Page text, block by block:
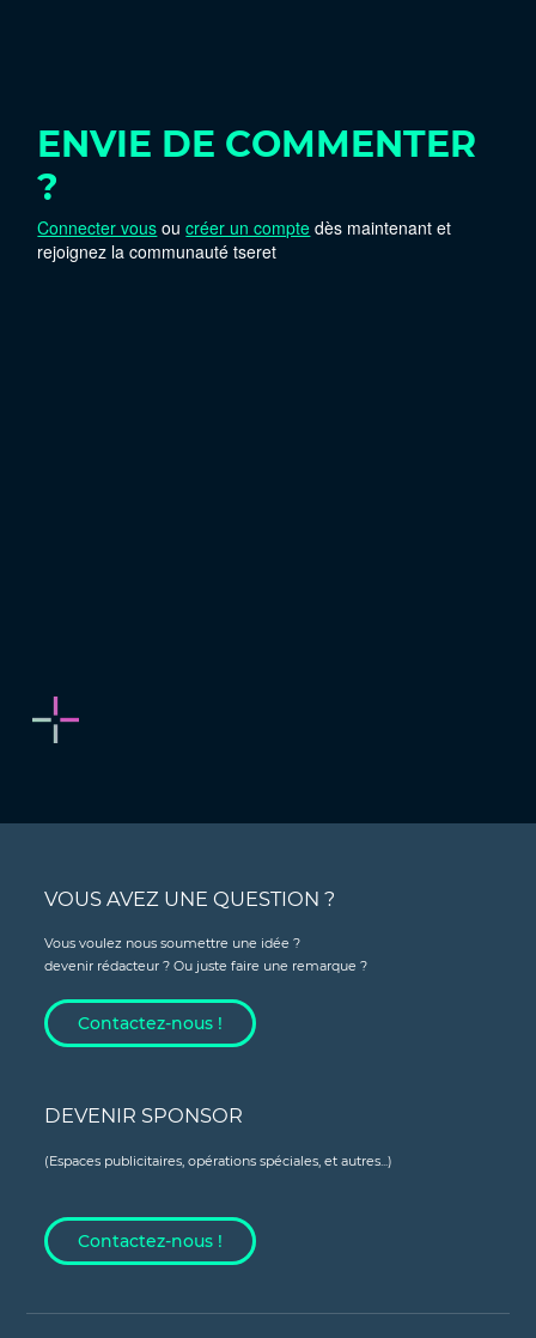
ENVIE DE COMMENTER
?
Connecter vous oucréer un compte dès maintenant et
rejoignez la communauté tseret
VOUS AVEZ UNE QUESTION ?
Vous voulez nous soumettre une idée ?
devenir rédacteur ? Ou juste faire une remarque ?
Contactez-nous !
DEVENIR SPONSOR
(Espaces publicitaires, opérations spéciales, et autres...)
Contactez-nous !